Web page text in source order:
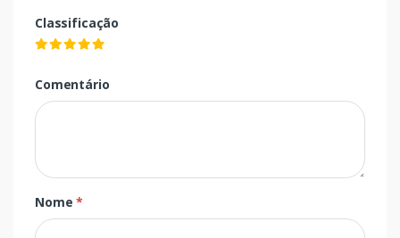
Classificação
Comentário
Nome*